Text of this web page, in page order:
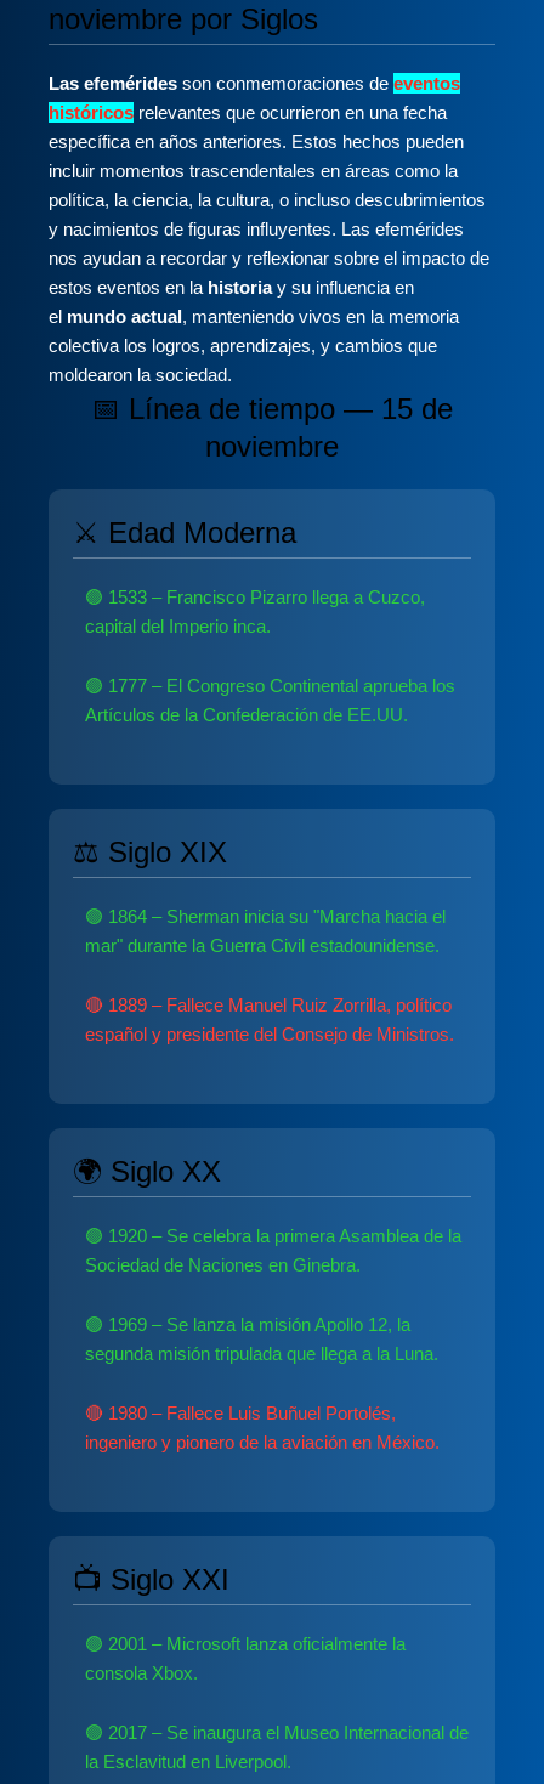
noviembre por Siglos
Las efemérides son conmemoraciones de eventos
históricos relevantes que ocurrieron en una fecha
específica en años anteriores. Estos hechos pueden
incluir momentos trascendentales en áreas como la
política, la ciencia, la cultura, o incluso descubrimientos
y nacimientos de figuras influyentes. Las efemérides
nos ayudan a recordar y reflexionar sobre el impacto de
estos eventos en la historiay su influencia en
el mundo actual, manteniendo vivos en la memoria
colectiva los logros, aprendizajes, y cambios que
moldearon la sociedad.
📅 Línea de tiempo — 15 de
noviembre
⚔️ Edad Moderna
🟢 1533 – Francisco Pizarro llega a Cuzco,
capital del Imperio inca.
🟢 1777 – El Congreso Continental aprueba los
Artículos de la Confederación de EE.UU.
⚖️ Siglo XIX
🟢 1864 – Sherman inicia su "Marcha hacia el
mar" durante la Guerra Civil estadounidense.
🔴 1889 – Fallece Manuel Ruiz Zorrilla, político
español y presidente del Consejo de Ministros.
🌍 Siglo XX
🟢 1920 – Se celebra la primera Asamblea de la
Sociedad de Naciones en Ginebra.
🟢 1969 – Se lanza la misión Apollo 12, la
segunda misión tripulada que llega a la Luna.
🔴 1980 – Fallece Luis Buñuel Portolés,
ingeniero y pionero de la aviación en México.
📺 Siglo XXI
🟢 2001 – Microsoft lanza oficialmente la
consola Xbox.
🟢 2017 – Se inaugura el Museo Internacional de
la Esclavitud en Liverpool.